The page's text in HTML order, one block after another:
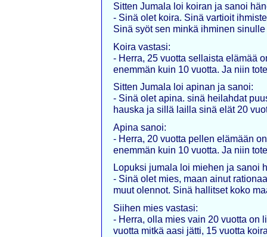
Sitten Jumala loi koiran ja sanoi
- Sinä olet koira. Sinä vartioit
Sinä syöt sen minkä ihminen
Koira vastasi:
- Herra, 25 vuotta sellaista elämää
enemmän kuin 10 vuotta. Ja niin
Sitten Jumala loi apinan ja sanoi:
- Sinä olet apina. sinä heilahdat
hauska ja sillä lailla sinä elät 20
Apina sanoi:
- Herra, 20 vuotta pellen elämään
enemmän kuin 10 vuotta. Ja niin
Lopuksi jumala loi miehen ja sanoi
- Sinä olet mies, maan ainut
muut olennot. Sinä hallitset koko
Siihen mies vastasi:
- Herra, olla mies vain 20 vuotta on
vuotta mitkä aasi jätti, 15 vuotta